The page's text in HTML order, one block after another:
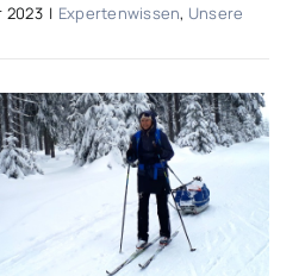
Szene
Team
2023 | Expertenwissen, Unsere